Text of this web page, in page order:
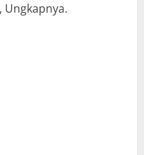
Ungkapnya.